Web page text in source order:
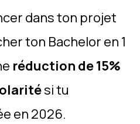
dans ton projet
ton Bachelor en 1
réduction de 15%
si tu
en 2026.